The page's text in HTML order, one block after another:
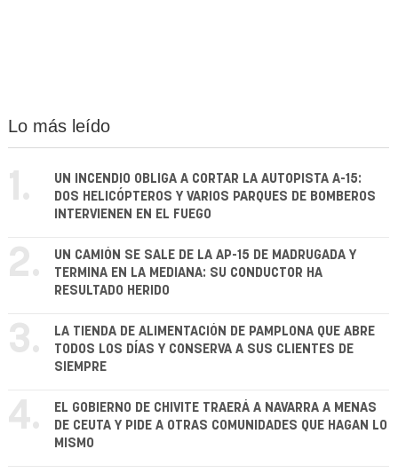
Lo más leído
1.
UN INCENDIO OBLIGA A CORTAR LA AUTOPISTA A-15:
DOS HELICÓPTEROS Y VARIOS PARQUES DE BOMBEROS
INTERVIENEN EN EL FUEGO
2.
UN CAMIÓN SE SALE DE LA AP-15 DE MADRUGADA Y
TERMINA EN LA MEDIANA: SU CONDUCTOR HA
RESULTADO HERIDO
3.
LA TIENDA DE ALIMENTACIÓN DE PAMPLONA QUE ABRE
TODOS LOS DÍAS Y CONSERVA A SUS CLIENTES DE
SIEMPRE
4.
EL GOBIERNO DE CHIVITE TRAERÁ A NAVARRA A MENAS
DE CEUTA Y PIDE A OTRAS COMUNIDADES QUE HAGAN LO
MISMO